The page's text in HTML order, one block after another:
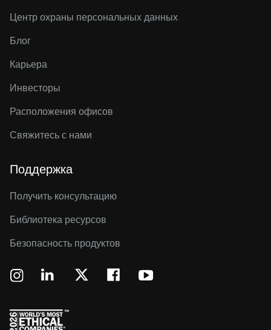
Центр охраны персональных данных
Блог
Карьера
Инвесторы
Расположения офисов
Свяжитесь с нами
Поддержка
Получить консультацию
Библиотека ресурсов
Безопасность продуктов